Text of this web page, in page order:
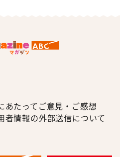
あたって ご意見・ご感想
者情報の外部送信について